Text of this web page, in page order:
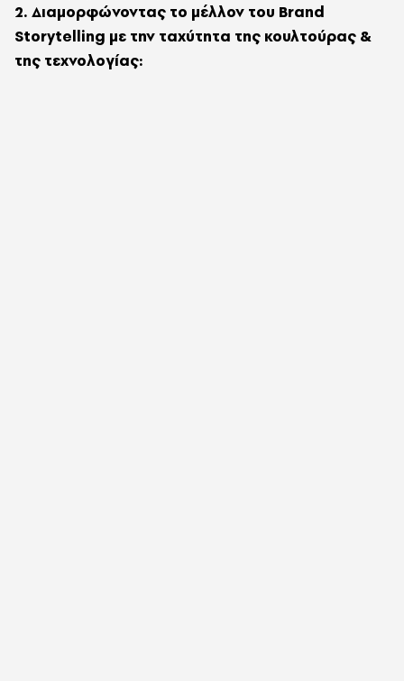
2. Διαμορφώνοντας το μέλλον του Brand
Storytelling με την ταχύτητα της κουλτούρας &
της τεχνολογίας: